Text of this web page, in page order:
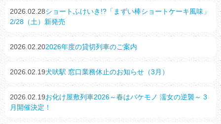
2026.02.28ショートふけいき!?「まずい棒ショートケーキ風味」
2/28（土）新発売
2026.02.202026年度の貸切列車のご案内
2026.02.19犬吠駅 窓口業務休止のお知らせ（3月）
2026.02.19お化け屋敷列車2026～春はバケモノ 濡女の逆襲～ 3
月開催決定！